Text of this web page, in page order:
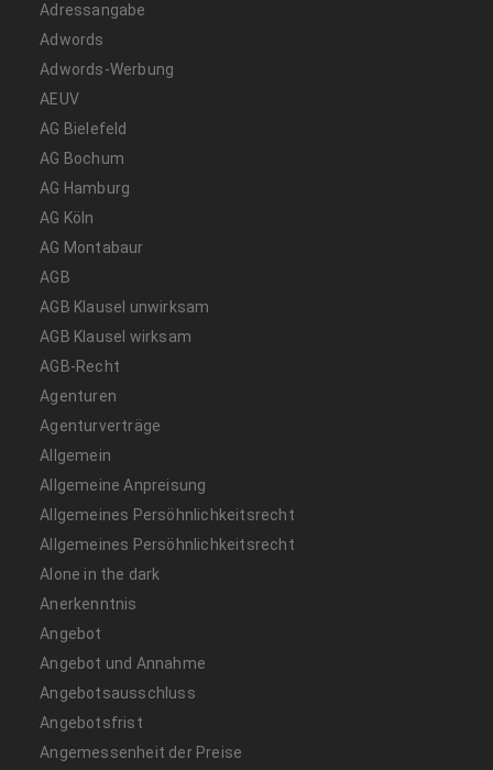
Adressangabe
Adwords
Adwords-Werbung
AEUV
AG Bielefeld
AG Bochum
AG Hamburg
AG Köln
AG Montabaur
AGB
AGB Klausel unwirksam
AGB Klausel wirksam
AGB-Recht
Agenturen
Agenturverträge
Allgemein
Allgemeine Anpreisung
Allgemeines Persöhnlichkeitsrecht
Allgemeines Persöhnlichkeitsrecht
Alone in the dark
Anerkenntnis
Angebot
Angebot und Annahme
Angebotsausschluss
Angebotsfrist
Angemessenheit der Preise